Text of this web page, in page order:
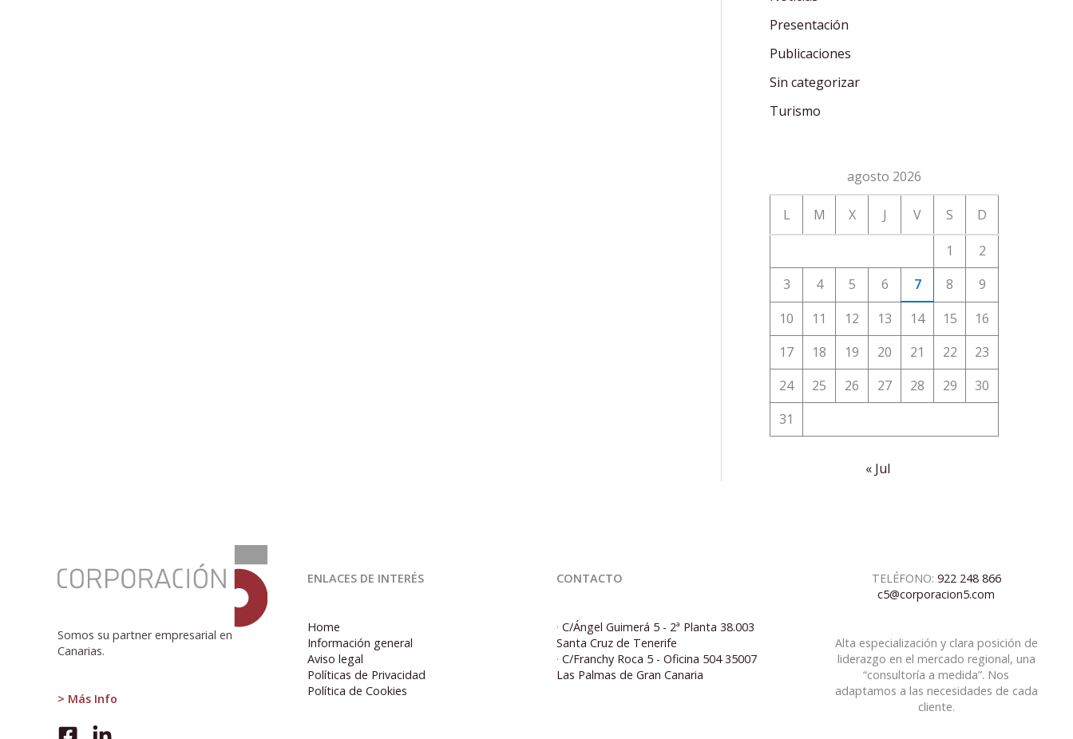
Presentación
Publicaciones
Sin categorizar
Turismo
agosto 2026
L M X J V S D
1
2
3
4 5 6 7 8
9
10
11 12 13 14 15
16
17
18 19 20 21 22
23
24
25 26 27 28 29
30
31
« Jul
Somos su partner empresarial en
Canarias.
> Más Info
BUSCANDO
LA
ENLACES DE INTERÉS
Home
Información general
Aviso legal
Políticas de Privacidad
Política de Cookies
CONTACTO
· C/Ángel Guimerá 5 - 2ª Planta 38.003
Santa Cruz de Tenerife
· C/Franchy Roca 5 - Oficina 504 35007
Las Palmas de Gran Canaria
TELÉFONO: 922 248 866
c5@corporacion5.com
Alta especialización y clara posición de
liderazgo en el mercado regional, una
“consultoría a medida”. Nos
adaptamos a las necesidades de cada
cliente.